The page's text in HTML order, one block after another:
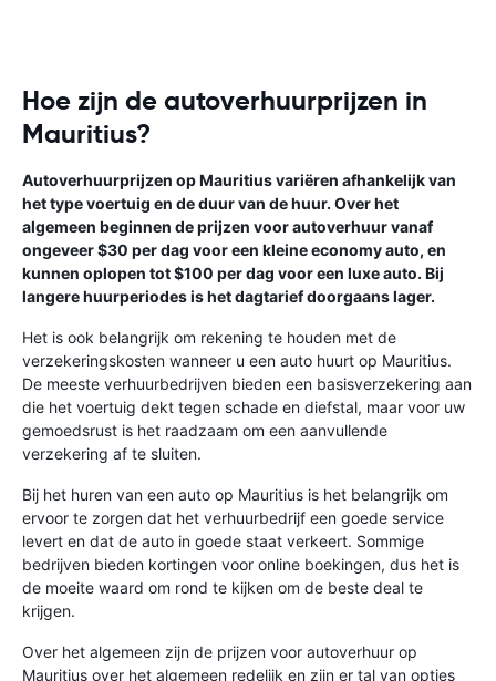
Hoe zijn de autoverhuurprijzen in
Mauritius?
Autoverhuurprijzen op Mauritius variëren afhankelijk van
het type voertuig en de duur van de huur. Over het
algemeen beginnen de prijzen voor autoverhuur vanaf
ongeveer $30 per dag voor een kleine economy auto, en
kunnen oplopen tot $100 per dag voor een luxe auto. Bij
langere huurperiodes is het dagtarief doorgaans lager.
Het is ook belangrijk om rekening te houden met de
verzekeringskosten wanneer u een auto huurt op Mauritius.
De meeste verhuurbedrijven bieden een basisverzekering aan
die het voertuig dekt tegen schade en diefstal, maar voor uw
gemoedsrust is het raadzaam om een ​​aanvullende
verzekering af te sluiten.
Bij het huren van een auto op Mauritius is het belangrijk om
ervoor te zorgen dat het verhuurbedrijf een goede service
levert en dat de auto in goede staat verkeert. Sommige
bedrijven bieden kortingen voor online boekingen, dus het is
de moeite waard om rond te kijken om de beste deal te
krijgen.
Over het algemeen zijn de prijzen voor autoverhuur op
Mauritius over het algemeen redelijk en zijn er tal van opties